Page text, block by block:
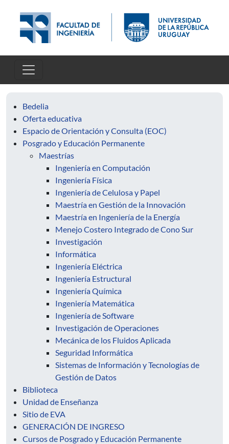
Bedelia
Oferta educativa
Espacio de Orientación y Consulta (EOC)
Posgrado y Educación Permanente
Maestrías
Ingeniería en Computación
Ingeniería Física
Ingeniería de Celulosa y Papel
Maestría en Gestión de la Innovación
Maestría en Ingeniería de la Energía
Menejo Costero Integrado de Cono Sur
Investigación
Informática
Ingeniería Eléctrica
Ingeniería Estructural
Ingeniería Química
Ingeniería Matemática
Ingeniería de Software
Investigación de Operaciones
Mecánica de los Fluidos Aplicada
Seguridad Informática
Sistemas de Información y Tecnologías de
Gestión de Datos
Biblioteca
Unidad de Enseñanza
Sitio de EVA
GENERACIÓN DE INGRESO
Cursos de Posgrado y Educación Permanente